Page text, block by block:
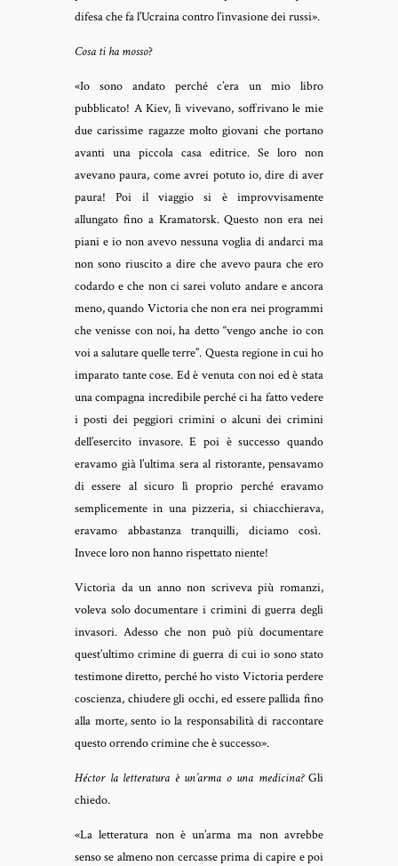
difesa che fa l’Ucraina contro l’invasione dei russi».
Cosa ti ha mosso?
«Io sono andato perché c’era un mio libro
pubblicato! A Kiev, lì vivevano, soffrivano le mie
due carissime ragazze molto giovani che portano
avanti una piccola casa editrice. Se loro non
avevano paura, come avrei potuto io, dire di aver
paura! Poi il viaggio si è improvvisamente
allungato fino a Kramatorsk. Questo non era nei
piani e io non avevo nessuna voglia di andarci ma
non sono riuscito a dire che avevo paura che ero
codardo e che non ci sarei voluto andare e ancora
meno, quando Victoria che non era nei programmi
che venisse con noi, ha detto “vengo anche io con
voi a salutare quelle terre”. Questa regione in cui ho
imparato tante cose. Ed è venuta con noi ed è stata
una compagna incredibile perché ci ha fatto vedere
i posti dei peggiori crimini o alcuni dei crimini
dell’esercito invasore. E poi è successo quando
eravamo già l’ultima sera al ristorante, pensavamo
di essere al sicuro lì proprio perché eravamo
semplicemente in una pizzeria, si chiacchierava,
eravamo abbastanza tranquilli, diciamo così.
Invece loro non hanno rispettato niente!
Victoria da un anno non scriveva più romanzi,
voleva solo documentare i crimini di guerra degli
invasori. Adesso che non può più documentare
quest’ultimo crimine di guerra di cui io sono stato
testimone diretto, perché ho visto Victoria perdere
coscienza, chiudere gli occhi, ed essere pallida fino
alla morte, sento io la responsabilità di raccontare
questo orrendo crimine che è successo».
Héctor la letteratura è un’arma o una medicina?Gli
chiedo.
«La letteratura non è un’arma ma non avrebbe
senso se almeno non cercasse prima di capire e poi